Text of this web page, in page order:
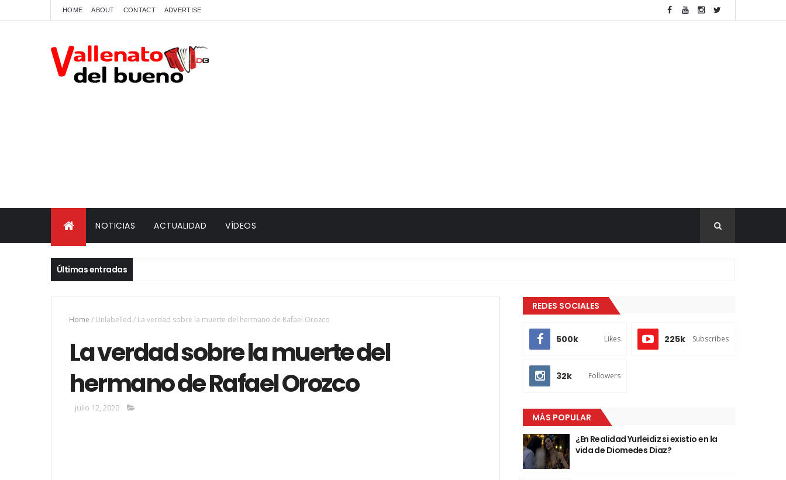
HOME ABOUT CONTACT ADVERTISE
NOTICIAS ACTUALIDAD VÍDEOS
Últimas entradas
Home / Unlabelled / La verdad sobre la muerte del hermano de Rafael Orozco
La verdad sobre la muerte del
hermano de Rafael Orozco
julio 12, 2020
REDES SOCIALES
500k Likes 225k Subscribes
32k Followers
MÁS POPULAR
¿En Realidad Yurleidiz si existio en la
vida de Diomedes Diaz?